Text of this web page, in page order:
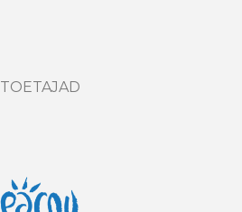
TOETAJAD